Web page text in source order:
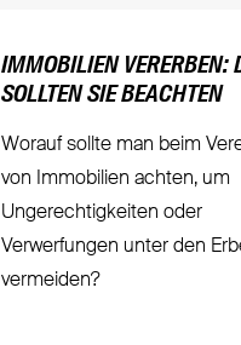
IMMOBILIEN VERERBEN:
SOLLTEN SIE BEACHTEN
Worauf sollte man beim
von Immobilien achten, um
Ungerechtigkeiten oder
Verwerfungen unter den
vermeiden?